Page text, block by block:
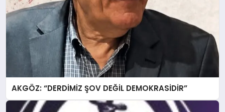
AKGÖZ: “DERDİMİZ ŞOV DEĞİL DEMOKRASİDİR”